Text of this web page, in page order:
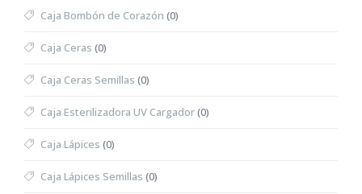
Caja Bombón de Corazón (0)
Caja Ceras (0)
Caja Ceras Semillas (0)
Caja Esterilizadora UV Cargador(0)
Caja Lápices (0)
Caja Lápices Semillas (0)